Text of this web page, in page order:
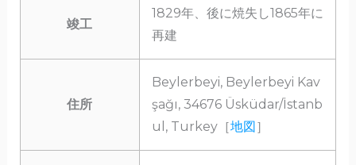
竣工
1829年、後に焼失し1865年に
再建
住所
Beylerbeyi, Beylerbeyi Kav
şağı, 34676 Üsküdar/İstanb
ul, Turkey［地図 ］